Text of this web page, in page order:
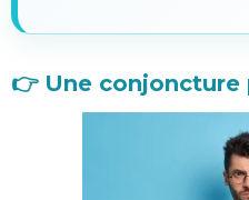
👉 Une